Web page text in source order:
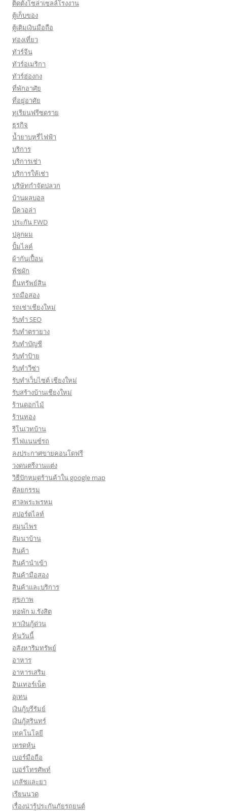
ติดตั้งโซล่าเซลล์โรงงาน
ตู้เก็บของ
ตู้เติมเงินมือถือ
ท่องเที่ยว
ทัวร์จีน
ทัวร์อเมริกา
ทัวร์ฮ่องกง
ที่พักอาศัย
ที่อยู่อาศัย
ทุเรียนฟรีซดราย
ธุรกิจ
น้ำยาบุหรี่ไฟฟ้า
บริการ
บริการเช่า
บริการให้เช่า
บริษัทกำจัดปลวก
บ้านผลบอล
บีควอล่า
ประกัน FWD
ปลูกผม
ปั้มไลค์
ผ้ากันเปื้อน
พืชผัก
ยื่นทรัพย์สิน
รถมือสอง
รถเช่าเชียงใหม่
รับทำ SEO
รับทำตรายาง
รับทำบัญชี
รับทำป้าย
รับทำวีซ่า
รับทำเว็บไซต์ เชียงใหม่
รับสร้างบ้านเชียงใหม่
ร้านดอกไม้
ร้านทอง
รีโนเวทบ้าน
รีไฟแนนซ์รถ
ลงประกาศขายคอนโดฟรี
วงดนตรีงานแต่ง
วิธีปักหมุดร้านค้าใน google map
ศัลยกรรม
ศาลพระพรหม
สปอร์ตไลท์
สมุนไพร
สัมนาบ้าน
สินค้า
สินค้านำเข้า
สินค้ามือสอง
สินค้าและบริการ
สุขภาพ
หอพัก ม.รังสิต
หาเงินกู้ด่วน
หุ้นวันนี้
อสังหาริมทรัพย์
อาหาร
อาหารเสริม
อินเทอร์เน็ต
อุเทน
เงินกู้บุรีรัมย์
เงินกู้สุรินทร์
เทคโนโลยี
เทรดหุ้น
เบอร์มือถือ
เบอร์โทรศัพท์
เภสัชและยา
เรียนนวด
เรื่องน่ารู้ประกันภัยรถยนต์